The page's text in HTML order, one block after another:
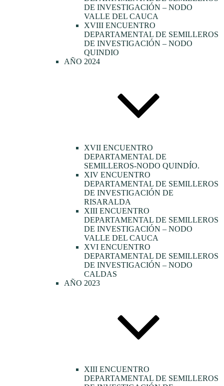
DE INVESTIGACIÓN – NODO
VALLE DEL CAUCA
XVIII ENCUENTRO
DEPARTAMENTAL DE SEMILLEROS
DE INVESTIGACIÓN – NODO
QUINDIO
AÑO 2024
XVII ENCUENTRO
DEPARTAMENTAL DE
SEMILLEROS-NODO QUINDÍO.
XIV ENCUENTRO
DEPARTAMENTAL DE SEMILLEROS
DE INVESTIGACIÓN DE
RISARALDA
XIII ENCUENTRO
DEPARTAMENTAL DE SEMILLEROS
DE INVESTIGACIÓN – NODO
VALLE DEL CAUCA
XVI ENCUENTRO
DEPARTAMENTAL DE SEMILLEROS
DE INVESTIGACIÓN – NODO
CALDAS
AÑO 2023
XIII ENCUENTRO
DEPARTAMENTAL DE SEMILLEROS